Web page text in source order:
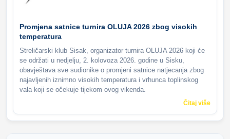
Promjena satnice turnira OLUJA 2026 zbog visokih
temperatura
Streličarski klub Sisak, organizator turnira OLUJA 2026 koji će
se održati u nedjelju, 2. kolovoza 2026. godine u Sisku,
obavještava sve sudionike o promjeni satnice natjecanja zbog
najavljenih iznimno visokih temperatura i vrhunca toplinskog
vala koji se očekuje tijekom ovog vikenda.
Čitaj više